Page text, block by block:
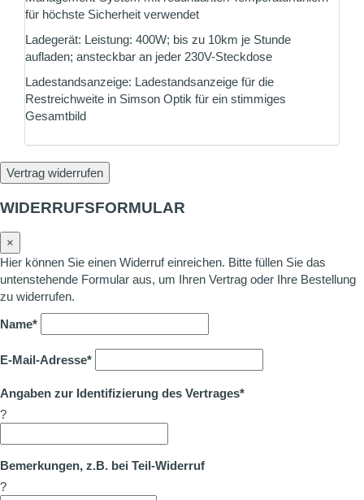
für höchste Sicherheit verwendet
Ladegerät: Leistung: 400W; bis zu 10km je Stunde
aufladen; ansteckbar an jeder 230V-Steckdose
Ladestandsanzeige: Ladestandsanzeige für die
Restreichweite in Simson Optik für ein stimmiges
Gesamtbild
Vertrag widerrufen
WIDERRUFSFORMULAR
×
Hier können Sie einen Widerruf einreichen. Bitte füllen Sie das
untenstehende Formular aus, um Ihren Vertrag oder Ihre Bestellung
zu widerrufen.
Name*
E-Mail-Adresse*
Angaben zur Identifizierung des Vertrages*
?
Bemerkungen, z.B. bei Teil-Widerruf
?